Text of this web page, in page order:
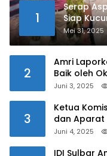
1
Serap
Siap
Kalukku
Mei 31, 2025
2
Amri
Baik oleh
Juni 3, 2025
3
Ketua
dan Aparat
Juni 4, 2025
IDI Sulbar